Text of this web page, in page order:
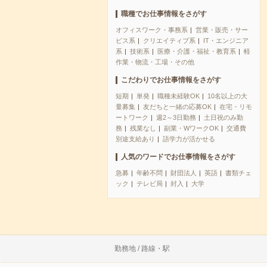
職種でお仕事情報をさがす
オフィスワーク・事務系
営業・販売・サー
ビス系
クリエイティブ系
IT・エンジニア
系
技術系 医療・介護・福祉・教育系
軽
作業・物流・工場・その他
こだわりでお仕事情報をさがす
短期 単発 職種未経験OK
10名以上の大
量募集
友だちと一緒の応募OK
在宅・リモ
ートワーク
週2～3日勤務
土日祝のみ勤
務
残業なし 副業・WワークOK
交通費
別途支給あり
語学力が活かせる
人気のワードでお仕事情報をさがす
急募 年齢不問 財団法人 英語
書類チェ
ック
テレビ局 封入 大学
勤務地 / 路線・駅